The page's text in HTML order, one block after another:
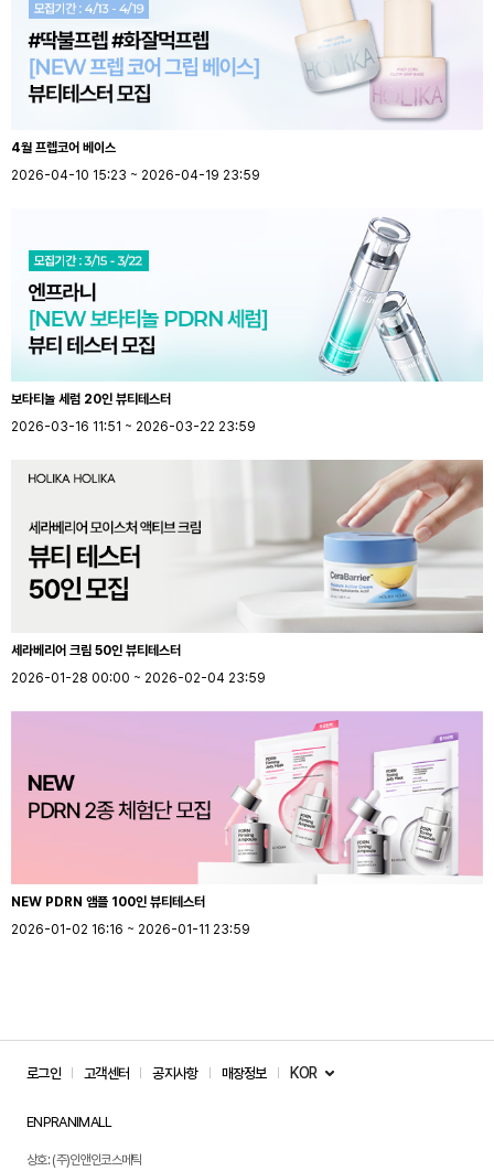
4월 프렙코어 베이스
2026-04-10 15:23 ~ 2026-04-19 23:59
보타티놀 세럼 20인 뷰티테스터
2026-03-16 11:51 ~ 2026-03-22 23:59
세라베리어 크림 50인 뷰티테스터
2026-01-28 00:00 ~ 2026-02-04 23:59
NEW PDRN 앰플 100인 뷰티테스터
2026-01-02 16:16 ~ 2026-01-11 23:59
로그인 고객센터 공지사항 매장정보 KOR
ENPRANIMALL
상호: (주)인앤인코스메틱